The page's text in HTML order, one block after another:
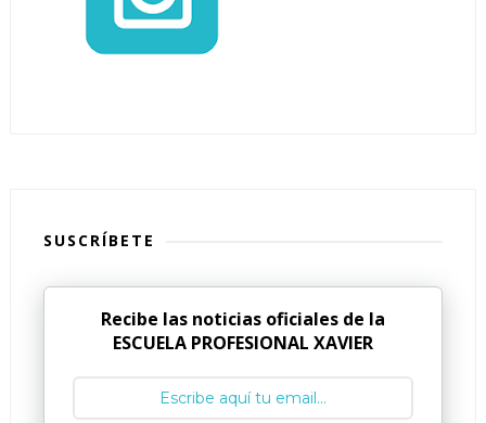
SUSCRÍBETE
Recibe las noticias oficiales de la
ESCUELA PROFESIONAL XAVIER